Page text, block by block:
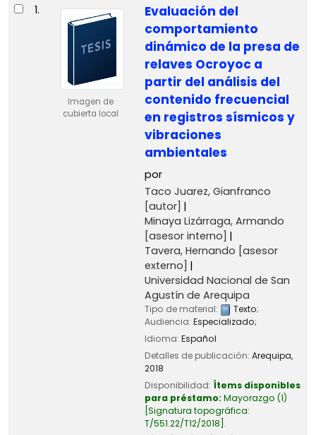
Resultados
1.
Imagen de
cubierta local
Evaluación del
comportamiento
dinámico de la presa de
relaves Ocroyoc a
partir del análisis del
contenido frecuencial
en registros sísmicos y
vibraciones
ambientales
por
Taco Juarez, Gianfranco
[autor]
Minaya Lizárraga, Armando
[asesor interno]
Tavera, Hernando [asesor
externo]
Universidad Nacional de San
Agustín de Arequipa
Tipo de material: Texto;
Audiencia: Especializado;
Idioma: Español
Detalles de publicación: Arequipa,
2018
Disponibilidad: Ítems disponibles
para préstamo: Mayorazgo (1)
Signatura topográfica:
T/551.22/T12/2018 .